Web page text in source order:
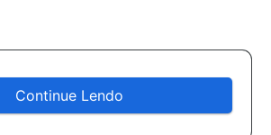
Continue Lendo